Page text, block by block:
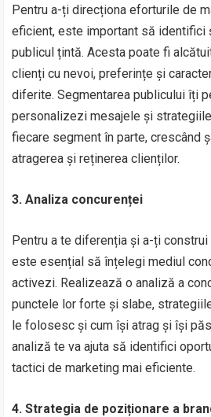
Pentru a-ți direcționa eforturile de
eficient, este important să identifici
publicul țintă. Acesta poate fi
clienți cu nevoi, preferințe și
diferite. Segmentarea publicului îți
personalizezi mesajele și
fiecare segment în parte, crescând
atragerea și reținerea clienților.
3. Analiza concurenței
Pentru a te diferenția și a-ți construi
este esențial să înțelegi mediul
activezi. Realizează o analiză a
punctele lor forte și slabe,
le folosesc și cum își atrag și își
analiză te va ajuta să identifici
tactici de marketing mai eficiente.
4. Strategia de poziționare a